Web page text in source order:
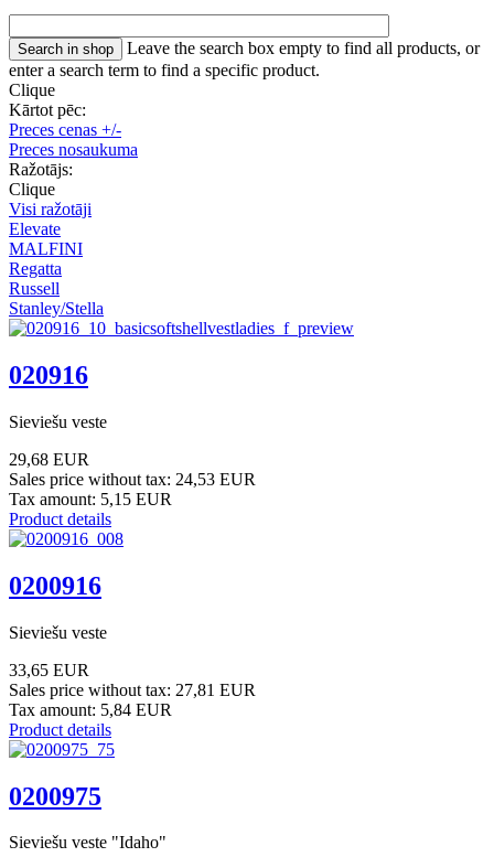
Leave the search box empty to find all products, or
enter a search term to find a specific product.
Clique
Kārtot pēc:
Preces cenas +/-
Preces nosaukuma
Ražotājs:
Clique
Visi ražotāji
Elevate
MALFINI
Regatta
Russell
Stanley/Stella
020916
Sieviešu veste
29,68 EUR
Sales price without tax: 24,53 EUR
Tax amount: 5,15 EUR
Product details
0200916
Sieviešu veste
33,65 EUR
Sales price without tax: 27,81 EUR
Tax amount: 5,84 EUR
Product details
0200975
Sieviešu veste "Idaho"